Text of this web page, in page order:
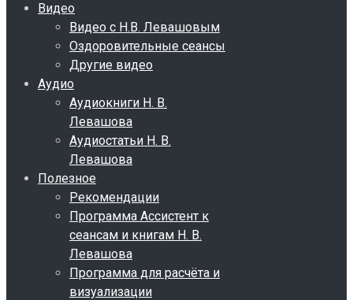
Видео
Видео с Н.В. Левашовым
Оздоровительные сеансы
Другие видео
Аудио
Аудиокниги Н. В.
Левашова
Аудиостатьи Н. В.
Левашова
Полезное
Рекомендации
Программа Ассистент к
сеансам и книгам Н. В.
Левашова
Программа для расчёта и
визуализации